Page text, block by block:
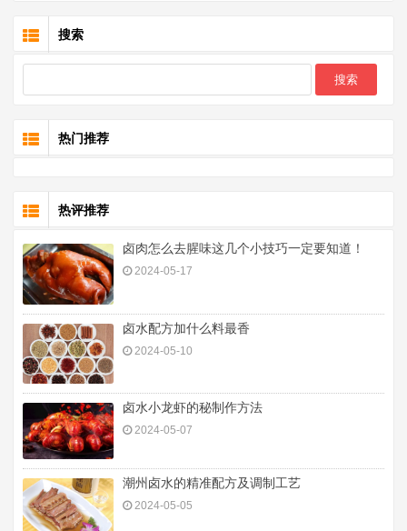
搜索
热门推荐
热评推荐
卤肉怎么去腥味这几个小技巧一定要知道！
2024-05-17
卤水配方加什么料最香
2024-05-10
卤水小龙虾的秘制作方法
2024-05-07
潮州卤水的精准配方及调制工艺
2024-05-05